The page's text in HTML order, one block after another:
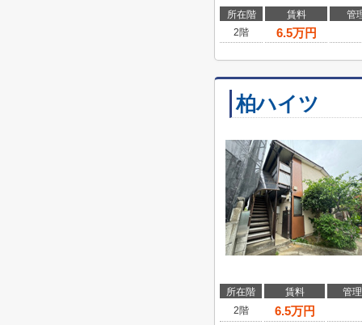
所在階 賃料
管
2階
6.5万円
柏ハイツ
所在階 賃料
管
2階
6.5万円